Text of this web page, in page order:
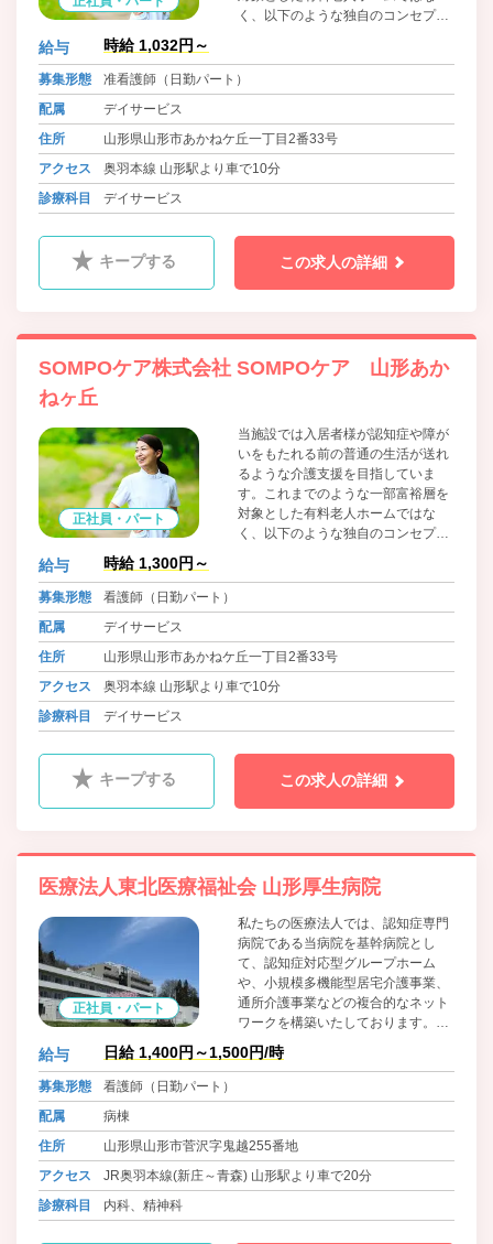
く、以下のような独自のコンセプト
給与 時給 1,032円～
募集形態
准看護師（日勤パート）
配属
デイサービス
住所
山形県山形市あかねケ丘一丁目2番33号
アクセス
奥羽本線 山形駅より車で10分
診療科目
デイサービス
キープする この求人の詳細
SOMPOケア株式会社 SOMPOケア 山形あか
ねヶ丘
正社員・パート
当施設では入居者様が認知症や障が
いをもたれる前の普通の生活が送れ
るような介護支援を目指していま
す。これまでのような一部富裕層を
対象とした有料老人ホームではな
く、以下のような独自のコンセプト
給与 時給 1,300円～
募集形態
看護師（日勤パート）
配属
デイサービス
住所
山形県山形市あかねケ丘一丁目2番33号
アクセス
奥羽本線 山形駅より車で10分
診療科目
デイサービス
キープする この求人の詳細
医療法人東北医療福祉会 山形厚生病院
正社員・パート
私たちの医療法人では、認知症専門
病院である当病院を基幹病院とし
て、認知症対応型グループホーム
や、小規模多機能型居宅介護事業、
通所介護事業などの複合的なネット
ワークを構築いたしております。そ
れぞれの施設の連携を通して患者様
に適切な医療・介護の提供するとも
イノベーションをはかり、患者様が
がゆたかになりますよう、職員一同
心を尽くしてまいります。
給与 日給 1,400円～1,500円/時
募集形態
看護師（日勤パート）
配属
病棟
住所
山形県山形市菅沢字鬼越255番地
アクセス
JR奥羽本線(新庄～青森) 山形駅より車で20分
診療科目
内科、精神科